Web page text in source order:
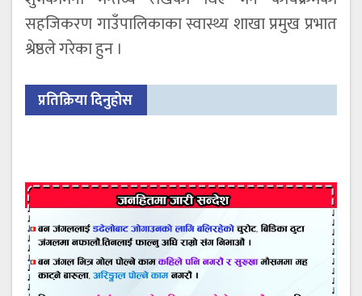
सहजिकरण गाउँपालिकाका स्वास्थ्य शाखा प्रमुख प्रभात
श्रेष्ठले गरेका हुन ।
प्रतिक्रिया दिनुहोस